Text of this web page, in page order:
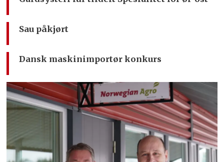
Sau påkjørt
Dansk maskinimportør konkurs